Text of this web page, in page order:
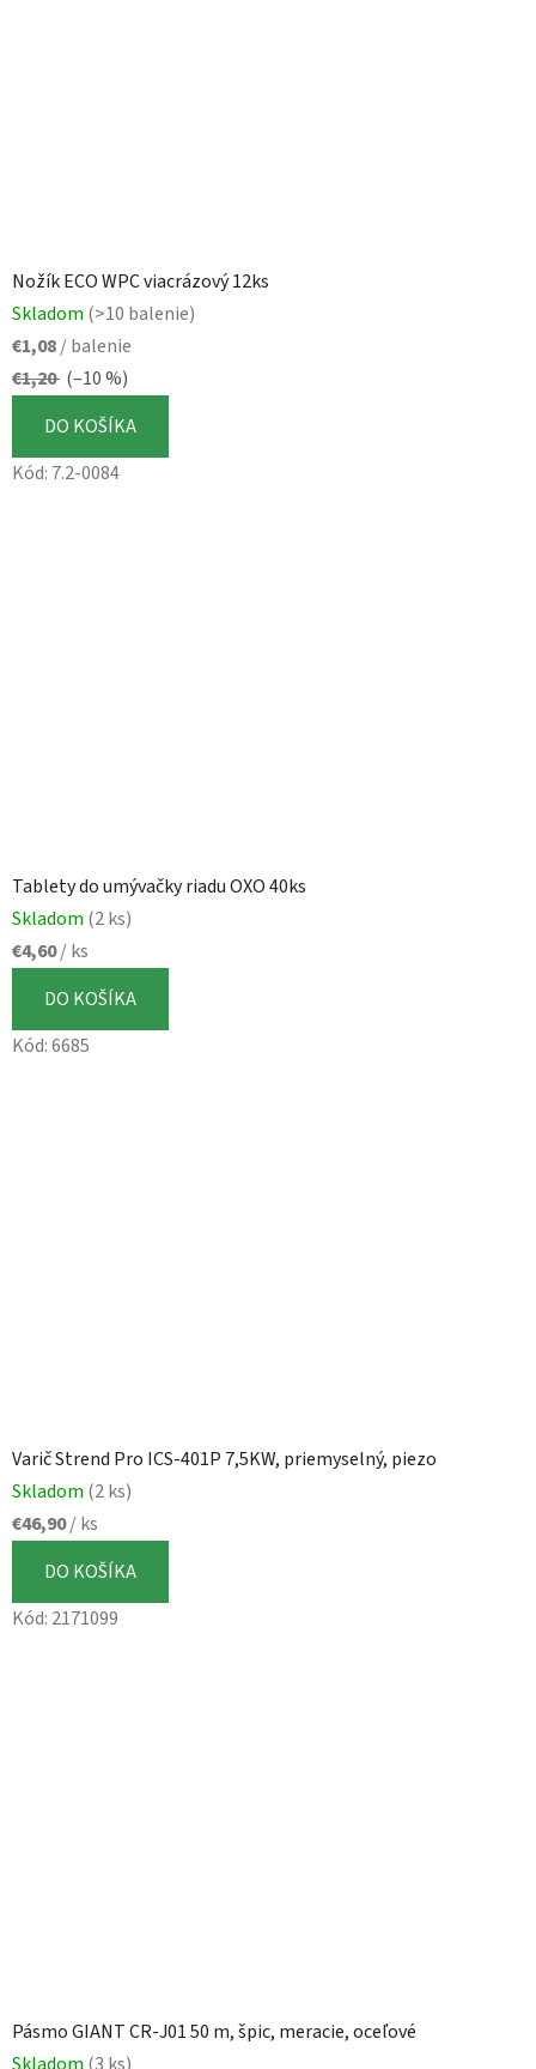
Nožík ECO WPC viacrázový 12ks
Skladom (>10 balenie)
€1,08/ balenie
€1,20 (–10 %)
DO KOŠÍKA
Kód: 7.2-0084
Tablety do umývačky riadu OXO 40ks
Skladom (2 ks)
€4,60/ ks
DO KOŠÍKA
Kód:6685
Varič Strend Pro ICS-401P 7,5KW, priemyselný, piezo
Skladom (2 ks)
€46,90/ ks
DO KOŠÍKA
Kód: 2171099
Pásmo GIANT CR-J01 50 m, špic, meracie, oceľové